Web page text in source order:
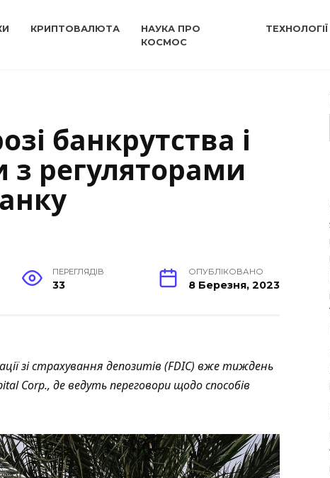
КРИПТОВАЛЮТА
НАУКА ПРО
КОСМОС
ТЕХНОЛОГІЇ
банкрутства і
з регуляторами
ПЕРЕГЛЯДІВ
33
ОПУБЛІКОВАНО
8 Березня, 2023
зі страхування депозитів (FDIC) вже тиждень
Corp., де ведуть переговори щодо способів